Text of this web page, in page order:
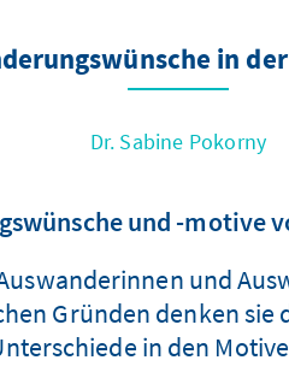
in
Dr. Sabine Pokorny
und -
und
Gründen denken
in den